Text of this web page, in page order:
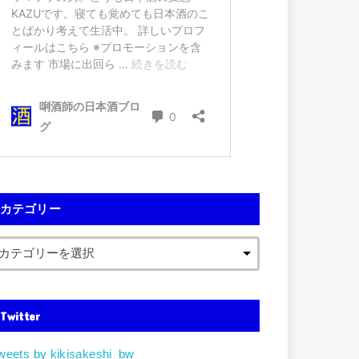
カテゴリー
Twitter
by kikisakeshi_bw